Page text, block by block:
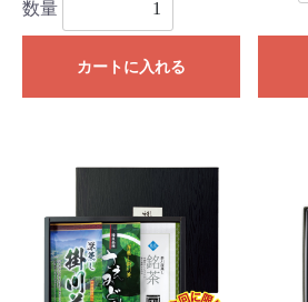
数量
カートに入れる